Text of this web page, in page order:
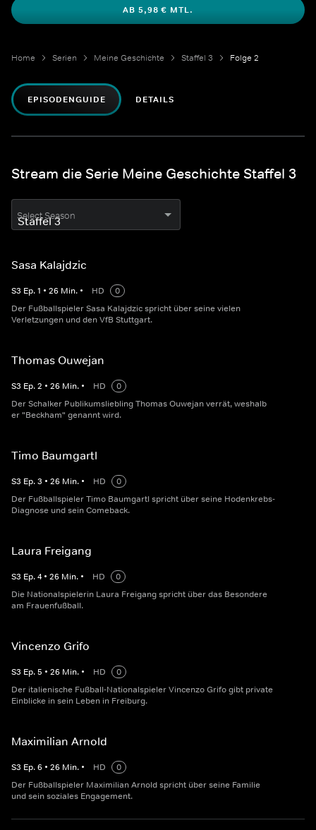
AB 5,98 € MTL.
Home Serien Meine Geschichte Staffel 3 Folge 2
EPISODENGUIDE DETAILS
Stream die Serie Meine Geschichte Staffel 3
Select Season
Sasa Kalajdzic
S3 Ep.1 • 26 Min. • HD
0
Der Fußballspieler Sasa Kalajdzic spricht über seine vielen
Verletzungen und den VfB Stuttgart.
Thomas Ouwejan
S3 Ep.2 • 26 Min. • HD
0
Der Schalker Publikumsliebling Thomas Ouwejan verrät, weshalb
er "Beckham" genannt wird.
Timo Baumgartl
S3 Ep.3 • 26 Min. • HD
0
Der Fußballspieler Timo Baumgartl spricht über seine Hodenkrebs-
Diagnose und sein Comeback.
Laura Freigang
S3 Ep.4 • 26 Min. • HD
0
Die Nationalspielerin Laura Freigang spricht über das Besondere
am Frauenfußball.
Vincenzo Grifo
S3 Ep.5 • 26 Min. • HD
0
Der italienische Fußball-Nationalspieler Vincenzo Grifo gibt private
Einblicke in sein Leben in Freiburg.
Maximilian Arnold
S3 Ep.6 • 26 Min. • HD
0
Der Fußballspieler Maximilian Arnold spricht über seine Familie
und sein soziales Engagement.